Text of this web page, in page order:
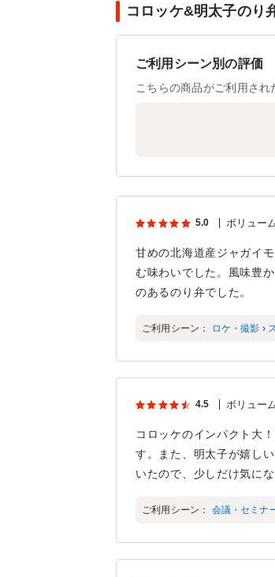
コロッケ&明太子のり
ご利用シーン別の評価
こちらの商品がご利用され
5.0 ボリュー
甘めの北海道産ジャガイ
む味わいでした。風味豊
のあるのり弁でした。
ご利用シーン： ロケ・撮影 ›
4.5 ボリュー
コロッケのインパクト大
す。また、明太子が嬉し
いたので、少しだけ気に
ご利用シーン： 会議・セミナ